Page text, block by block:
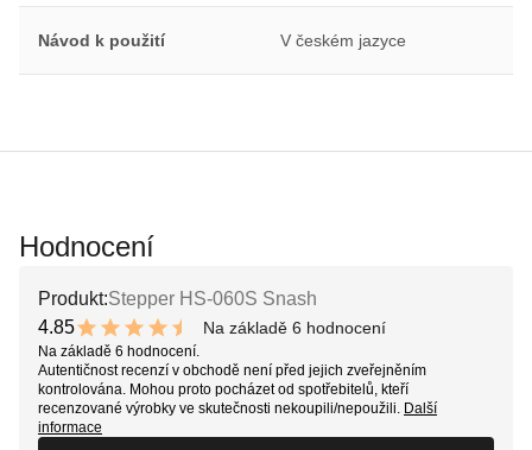
Návod k použití V českém jazyce
Hodnocení
Produkt:Stepper HS-060S Snash
4.85
9.7 out of 10 stars
Na základě 6 hodnocení
Na základě 6 hodnocení.
Autentičnost recenzí v obchodě není před jejich zveřejněním
kontrolována. Mohou proto pocházet od spotřebitelů, kteří
recenzované výrobky ve skutečnosti nekoupili/nepoužili. Další
informace